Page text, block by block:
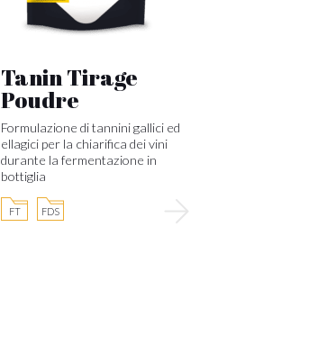
Tanin Tirage
Poudre
Formulazione di tannini gallici ed
ellagici per la chiarifica dei vini
durante la fermentazione in
bottiglia
FT FDS